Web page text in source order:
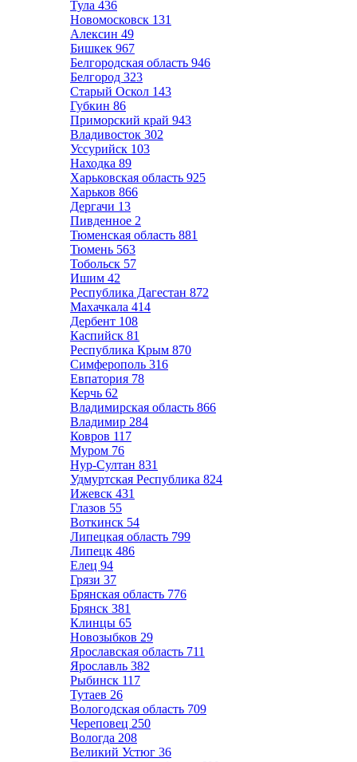
Тула 436
Новомосковск 131
Алексин 49
Бишкек 967
Белгородская область 946
Белгород 323
Старый Оскол 143
Губкин 86
Приморский край 943
Владивосток 302
Уссурийск 103
Находка 89
Харьковская область 925
Харьков 866
Дергачи 13
Пивденное 2
Тюменская область 881
Тюмень 563
Тобольск 57
Ишим 42
Республика Дагестан 872
Махачкала 414
Дербент 108
Каспийск 81
Республика Крым 870
Симферополь 316
Евпатория 78
Керчь 62
Владимирская область 866
Владимир 284
Ковров 117
Муром 76
Нур-Султан 831
Удмуртская Республика 824
Ижевск 431
Глазов 55
Воткинск 54
Липецкая область 799
Липецк 486
Елец 94
Грязи 37
Брянская область 776
Брянск 381
Клинцы 65
Новозыбков 29
Ярославская область 711
Ярославль 382
Рыбинск 117
Тутаев 26
Вологодская область 709
Череповец 250
Вологда 208
Великий Устюг 36